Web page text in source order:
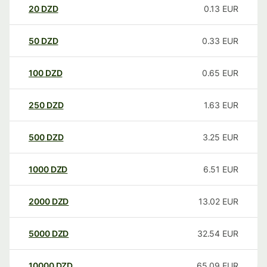
20 DZD 0.13 EUR
50 DZD 0.33 EUR
100 DZD 0.65 EUR
250 DZD 1.63 EUR
500 DZD 3.25 EUR
1000 DZD 6.51 EUR
2000 DZD 13.02 EUR
5000 DZD 32.54 EUR